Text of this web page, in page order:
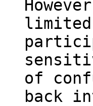
of
back